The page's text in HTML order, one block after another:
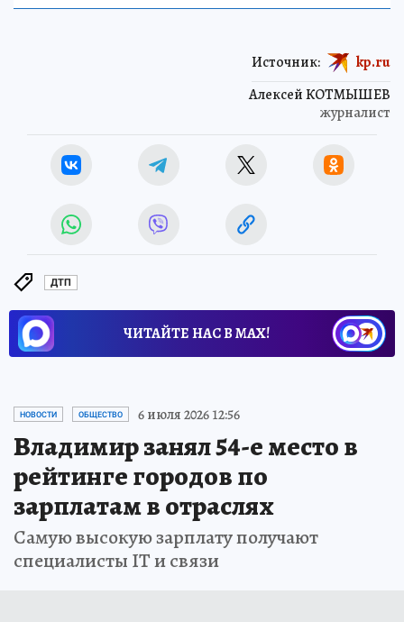
Алексей КОТМЫШЕВ
журналист
Источник: kp.ru
ДТП
ЧИТАЙТЕ НАС В МАХ!
НОВОСТИ ОБЩЕСТВО 6 июля 2026 12:56
Владимир занял 54-е место в
рейтинге городов по
зарплатам в отраслях
Самую высокую зарплату получают
специалисты IT и связи